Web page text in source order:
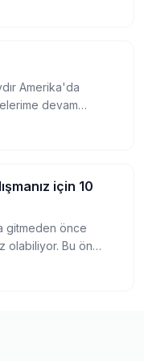
devam
için 10
gitmeden önce
olabiliyor. Bu ön